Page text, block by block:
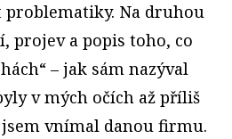
problematiky. Na druhou
projev a popis toho, co
– jak sám nazýval
v mých očích až příliš
vnímal danou firmu.